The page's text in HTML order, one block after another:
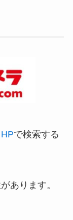
HPで検索する
あります。